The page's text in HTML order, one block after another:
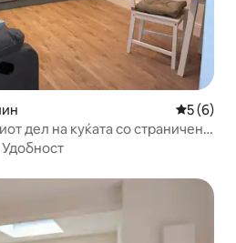
5 (6)
дел на куќата со страничен
Удобност